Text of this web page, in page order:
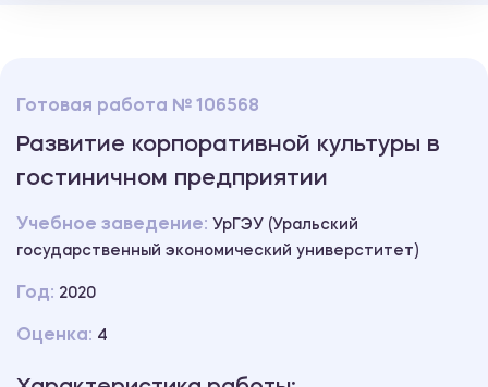
Готовая работа № 106568
Развитие корпоративной культуры в
гостиничном предприятии
Учебное заведение: УрГЭУ (Уральский
государственный экономический универститет)
Год: 2020
Оценка: 4